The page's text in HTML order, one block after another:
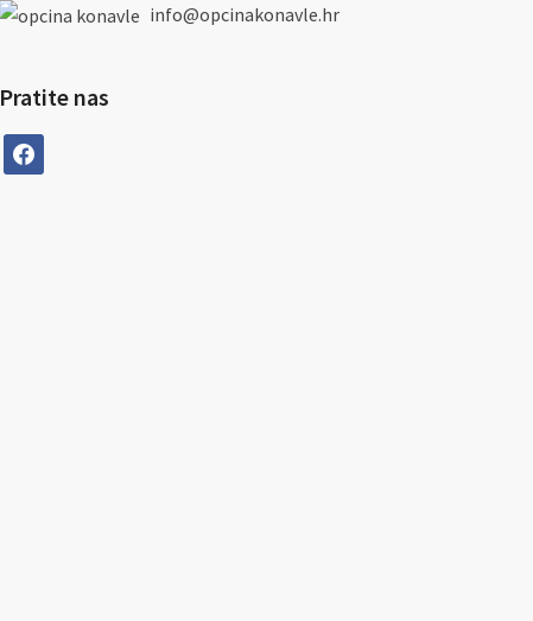
info@opcinakonavle.hr
Pratite nas
facebook